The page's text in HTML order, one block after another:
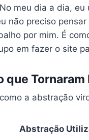
meu dia a dia,
não preciso
por mim. É
em fazer o site
Tornaram
a abstração
Abstração